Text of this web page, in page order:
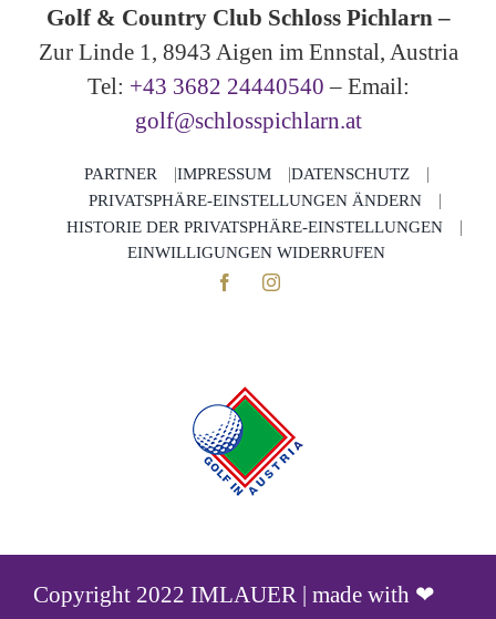
Golf & Country Club Schloss Pichlarn –
Zur Linde 1, 8943 Aigen im Ennstal, Austria
Tel: +43 3682 24440540 – Email:
golf@schlosspichlarn.at
PARTNER IMPRESSUM
DATENSCHUTZ
PRIVATSPHÄRE-EINSTELLUNGEN ÄNDERN
HISTORIE DER PRIVATSPHÄRE-EINSTELLUNGEN
EINWILLIGUNGEN WIDERRUFEN
Copyright 2022 IMLAUER | made with ❤